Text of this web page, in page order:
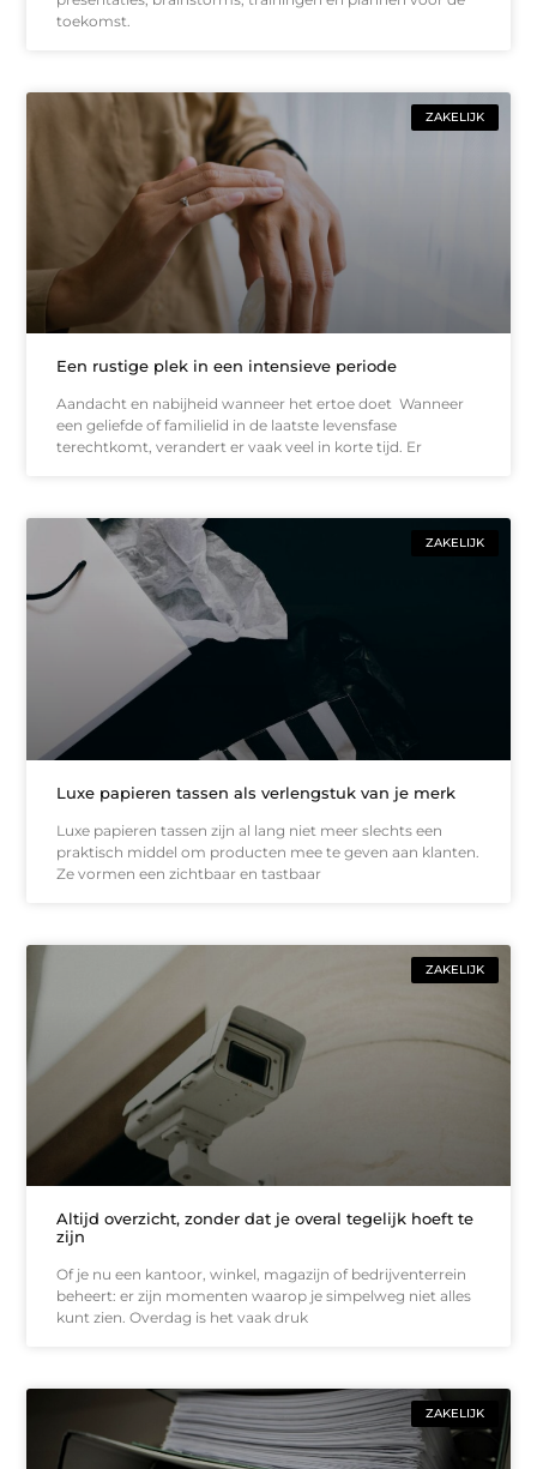
toekomst.
ZAKELIJK
Een rustige plek in een intensieve periode
Aandacht en nabijheid wanneer het ertoe doet Wanneer
een geliefde of familielid in de laatste levensfase
terechtkomt, verandert er vaak veel in korte tijd. Er
ZAKELIJK
Luxe papieren tassen als verlengstuk van je merk
Luxe papieren tassen zijn al lang niet meer slechts een
praktisch middel om producten mee te geven aan klanten.
Ze vormen een zichtbaar en tastbaar
ZAKELIJK
Altijd overzicht, zonder dat je overal tegelijk hoeft te
zijn
Of je nu een kantoor, winkel, magazijn of bedrijventerrein
beheert: er zijn momenten waarop je simpelweg niet alles
kunt zien. Overdag is het vaak druk
ZAKELIJK